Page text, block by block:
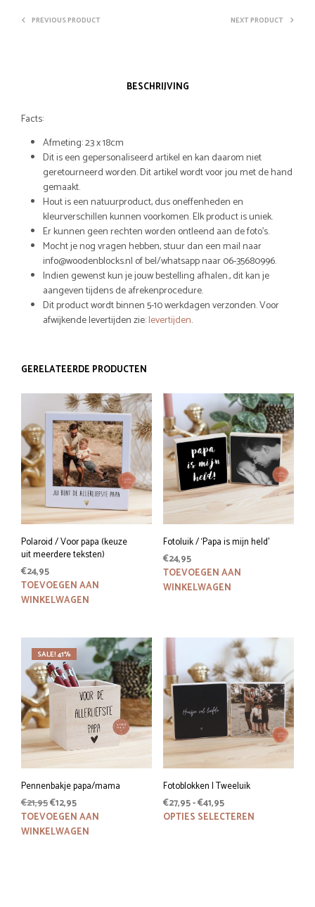
PREVIOUS PRODUCT NEXT PRODUCT
BESCHRIJVING
Facts:
Afmeting: 23 x 18cm
Dit is een gepersonaliseerd artikel en kan daarom niet
geretourneerd worden. Dit artikel wordt voor jou met de hand
gemaakt.
Hout is een natuurproduct, dus oneffenheden en
kleurverschillen kunnen voorkomen. Elk product is uniek.
Er kunnen geen rechten worden ontleend aan de foto’s.
Mocht je nog vragen hebben, stuur dan een mail naar
info@woodenblocks.nl of bel/whatsapp naar 06-35680996.
Indien gewenst kun je jouw bestelling afhalen., dit kan je
aangeven tijdens de afrekenprocedure.
Dit product wordt binnen 5-10 werkdagen verzonden. Voor
afwijkende levertijden zie:levertijden.
GERELATEERDE PRODUCTEN
Polaroid / Voor papa (keuze
uit meerdere teksten)
€24,95
TOEVOEGEN AAN
WINKELWAGEN
Fotoluik / ‘Papa is mijn held’
€24,95
TOEVOEGEN AAN
WINKELWAGEN
SALE! 41%
Pennenbakje papa/mama
€21,95Oorspronkelijke
prijs
was:
€12,95Huidige
prijs
is:
TOEVOEGEN AAN
WINKELWAGEN
Fotoblokken | Tweeluik
€27,95-€41,95Prijsklasse:
€27,95
OPTIES SELECTEREN